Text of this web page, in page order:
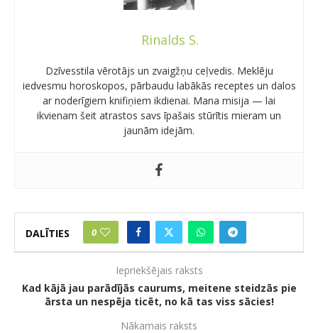
Rinalds S.
Dzīvesstila vērotājs un zvaigžņu ceļvedis. Meklēju
iedvesmu horoskopos, pārbaudu labākās receptes un dalos
ar noderīgiem knifiņiem ikdienai. Mana misija — lai
ikvienam šeit atrastos savs īpašais stūrītis mieram un
jaunām idejām.
DALĪTIES 0
Iepriekšējais raksts
Kad kājā jau parādījās caurums, meitene steidzās pie
ārsta un nespēja ticēt, no kā tas viss sācies!
Nākamais raksts